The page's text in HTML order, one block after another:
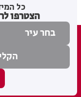
כל
הצטרפו